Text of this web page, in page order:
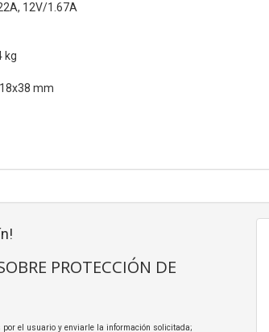
12V/1.67A
kg
mm
PROTECCIÓN DE
el usuario y enviarle la información solicitada;